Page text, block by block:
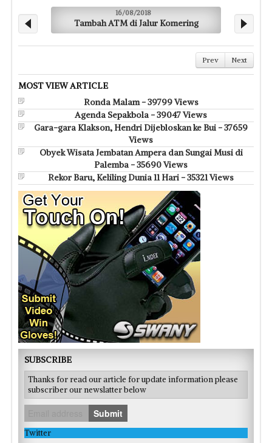
16/08/2018
Tambah ATM di Jalur Komering
Prev Next
MOST VIEW ARTICLE
Ronda Malam - 39799 Views
Agenda Sepakbola - 39047 Views
Gara-gara Klakson, Hendri Dijebloskan ke Bui - 37659
Views
Obyek Wisata Jembatan Ampera dan Sungai Musi di
Palemba - 35690 Views
Rekor Baru, Keliling Dunia 11 Hari - 35321 Views
SUBSCRIBE
Thanks for read our article for update information please
subscriber our newslatter below
Submit
Twitter